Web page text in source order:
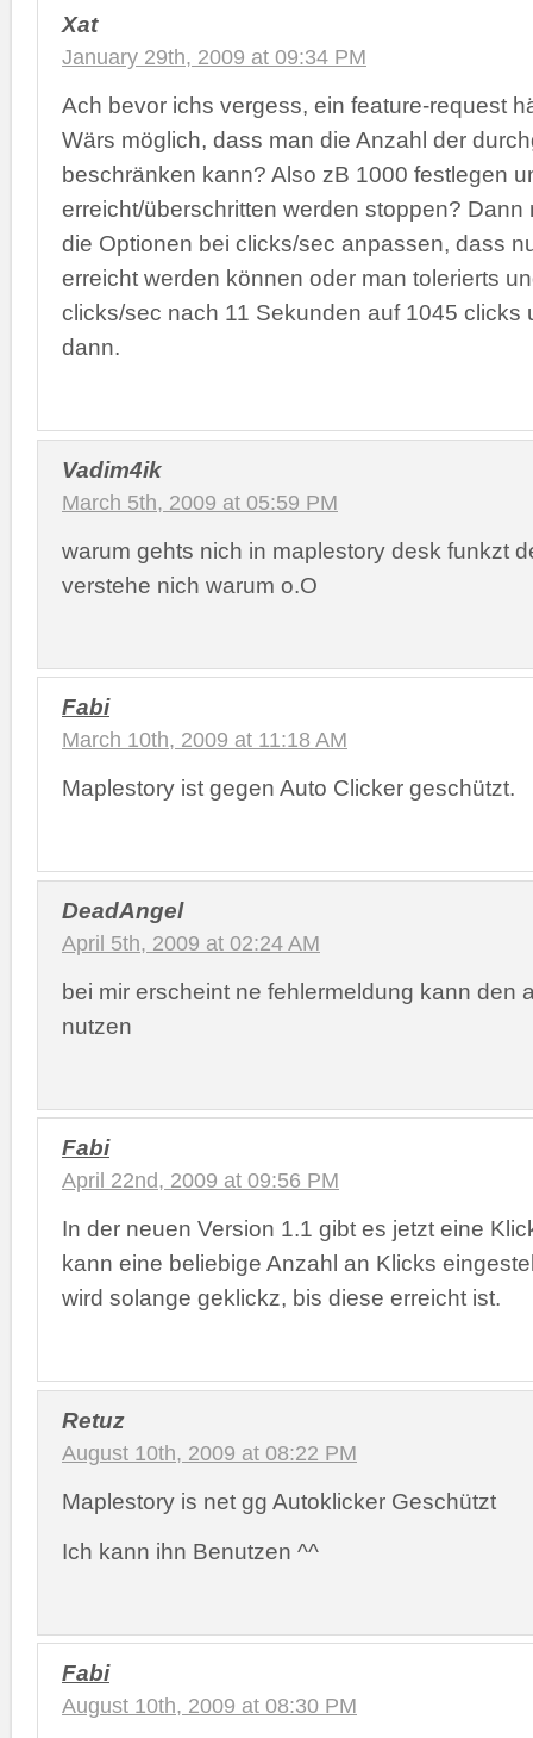
Xat
January 29th, 2009 at 09:34 PM
Ach bevor ichs vergess, ein feature-request
Wärs möglich, dass man die Anzahl der
beschränken kann? Also zB 1000 festlegen
erreicht/überschritten werden stoppen? Dann
die Optionen bei clicks/sec anpassen, dass
erreicht werden können oder man tolerierts
clicks/sec nach 11 Sekunden auf 1045 clicks
dann.
Vadim4ik
March 5th, 2009 at 05:59 PM
warum gehts nich in maplestory desk funkzt
verstehe nich warum o.O
Fabi
March 10th, 2009 at 11:18 AM
Maplestory ist gegen Auto Clicker geschützt.
DeadAngel
April 5th, 2009 at 02:24 AM
bei mir erscheint ne fehlermeldung kann den
nutzen
Fabi
April 22nd, 2009 at 09:56 PM
In der neuen Version 1.1 gibt es jetzt eine
kann eine beliebige Anzahl an Klicks
wird solange geklickz, bis diese erreicht ist.
Retuz
August 10th, 2009 at 08:22 PM
Maplestory is net gg Autoklicker Geschützt
Ich kann ihn Benutzen ^^
Fabi
August 10th, 2009 at 08:30 PM